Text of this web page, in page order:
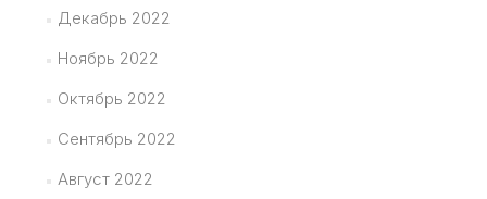
Декабрь 2022
Ноябрь 2022
Октябрь 2022
Сентябрь 2022
Август 2022